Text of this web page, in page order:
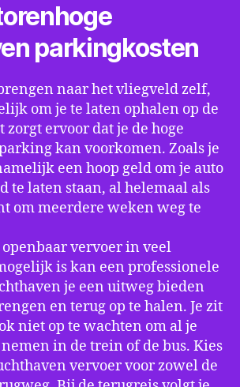
parkingkosten
naar het vliegveld zelf,
om je te laten ophalen op de
ervoor dat je de hoge
kan voorkomen. Zoals je
een hoop geld om je auto
te laten staan, al helemaal als
om meerdere weken weg te
vervoer in veel
is kan een professionele
je een uitweg bieden
en terug op te halen. Je zit
niet op te wachten om al je
in de trein of de bus. Kies
vervoer voor zowel de